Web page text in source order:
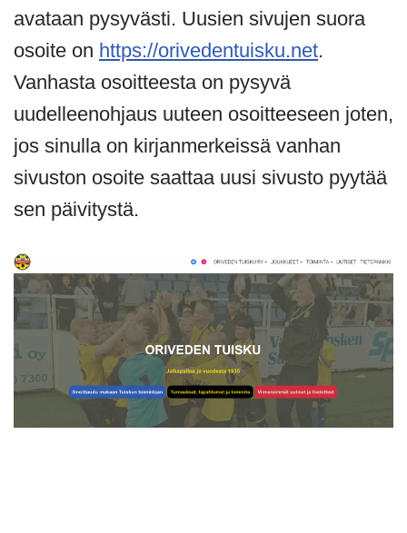
avataan pysyvästi. Uusien sivujen suora
osoite on https://orivedentuisku.net.
Vanhasta osoitteesta on pysyvä
uudelleenohjaus uuteen osoitteeseen joten,
jos sinulla on kirjanmerkeissä vanhan
sivuston osoite saattaa uusi sivusto pyytää
sen päivitystä.